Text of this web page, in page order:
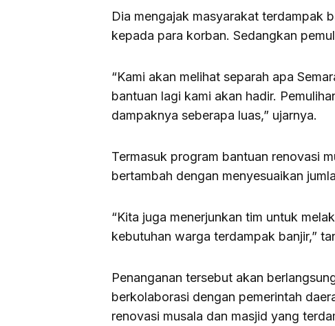
Dia mengajak masyarakat terdampak
kepada para korban. Sedangkan
“Kami akan melihat separah apa
bantuan lagi kami akan hadir.
dampaknya seberapa luas,” ujarnya.
Termasuk program bantuan renovasi
bertambah dengan menyesuaikan
“Kita juga menerjunkan tim untuk
kebutuhan warga terdampak banjir,”
Penanganan tersebut akan
berkolaborasi dengan pemerintah
renovasi musala dan masjid yang